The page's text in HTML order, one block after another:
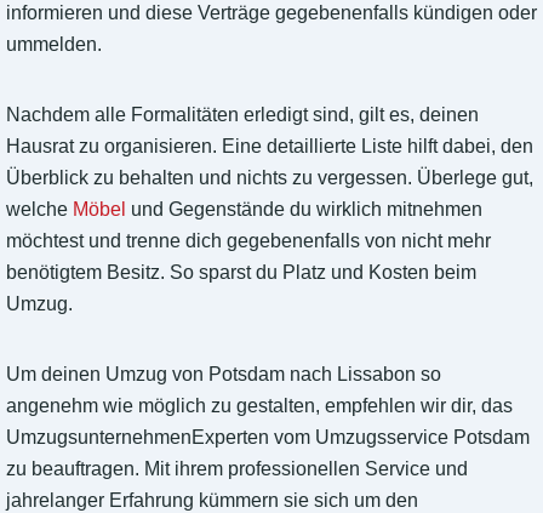
informieren und diese Verträge gegebenenfalls kündigen oder
ummelden.
Nachdem alle Formalitäten erledigt sind, gilt es, deinen
Hausrat zu organisieren. Eine detaillierte Liste hilft dabei, den
Überblick zu behalten und nichts zu vergessen. Überlege gut,
welche Möbel und Gegenstände du wirklich mitnehmen
möchtest und trenne dich gegebenenfalls von nicht mehr
benötigtem Besitz. So sparst du Platz und Kosten beim
Umzug.
Um deinen Umzug von Potsdam nach Lissabon so
angenehm wie möglich zu gestalten, empfehlen wir dir, das
UmzugsunternehmenExperten vom Umzugsservice Potsdam
zu beauftragen. Mit ihrem professionellen Service und
jahrelanger Erfahrung kümmern sie sich um den